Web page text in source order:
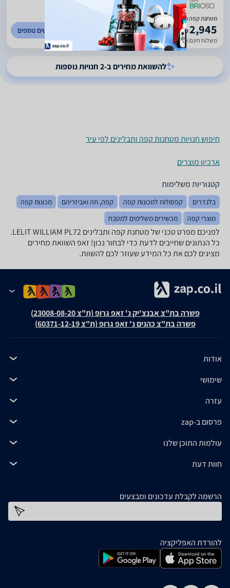
3
(
33
)
מטחנת קפה מקצועית LELIT PL72
₪2,945
משלוח חינם עד 5 ימי עסקים
לפרטים נוספים
להשוואת מחירים ב-2 חנויות נוספות
חיפוש חנויות מטחנות קפה ותבלינים לפי עיר
ארכיון מוצרים
קטגוריות משלימות
בלנדרים קפסולות למכונות קפה קפה, תה ואביזריהם
מכונות קפה
מוצרי קפה
מכשירים משלימים למטבח
לפניכם מפרט טכני של מטחנת ‏קפה ותבלינים LELIT WILLIAM PL72.
כל הנתונים שחייבים לדעת כדי לבחור נכון! זאפ השוואת מחירים
מציגים לכם את כל המידע שעוזר לכם להשוות.
פשרה בת"צ אבנצ'יק נ' זאפ גרופ (ת"צ 23008-08-20)
פשרה בת"צ כהנים נ' זאפ גרופ (ת"צ 60371-12-19)
אודות
שימושי
עזרה
פרסום ב-zap
עולמות התוכן שלנו
חוות דעת
הרשמה לקבלת עדכונים ומבצעים
להורדת האפליקציה